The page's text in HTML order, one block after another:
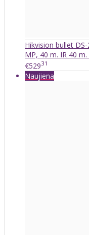
Hikvision bullet
MP, 40 m. IR 40
€52931
Naujiena